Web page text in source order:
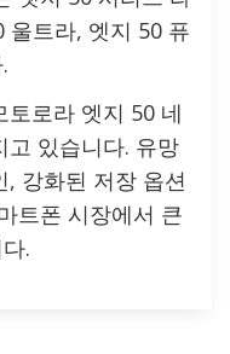
울트라, 엣지 50 퓨
로라 엣지 50 네
고 있습니다. 유망
강화된 저장 옵션
트폰 시장에서 큰
.